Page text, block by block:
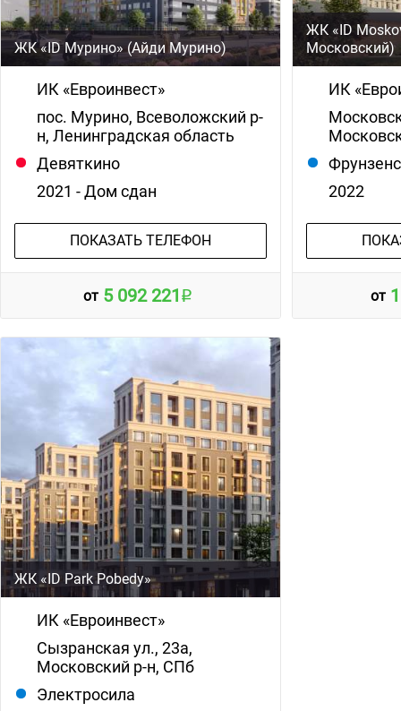
ЖК «ID Мурино» (Айди Мурино)
ИК «Евроинвест»
пос. Мурино, Всеволожский р-
н, Ленинградская область
Девяткино
2021 - Дом сдан
ПОКАЗАТЬ ТЕЛЕФОН
от 5 092 221
ЖК «ID
Московский)
ИК
2022
от
ЖК «ID Park Pobedy»
ИК «Евроинвест»
Сызранская ул., 23а,
Московский р-н, СПб
Электросила